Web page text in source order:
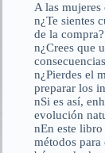
A las mujeres
n¿Te sientes
de la compra?
n¿Crees que
n¿Pierdes el
preparar los
nSi es así,
evolución
nEn este libro
métodos para